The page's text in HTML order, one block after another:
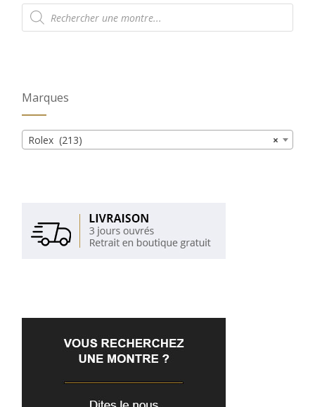
Recherche
de
produits
Marques
×
Rolex (213)